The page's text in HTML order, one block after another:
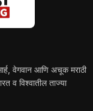
वेगवान आणि अचूक मराठी
व विश्वातील ताज्या